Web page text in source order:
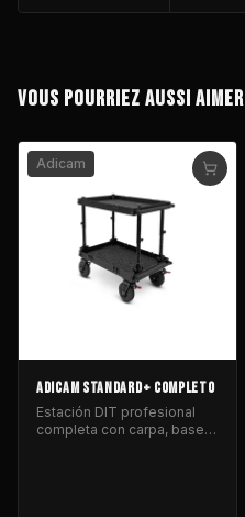
VOUS POURRIEZ AUSSI AIMER
Adicam
ADICAM STANDARD+ COMPLETO
Estación DIT profesional
completa con carpa, base